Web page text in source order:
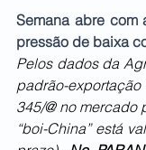
Semana abre com
pressão de baixa
Pelos dados da
padrão-
345/@ no mercado
“boi-China” está